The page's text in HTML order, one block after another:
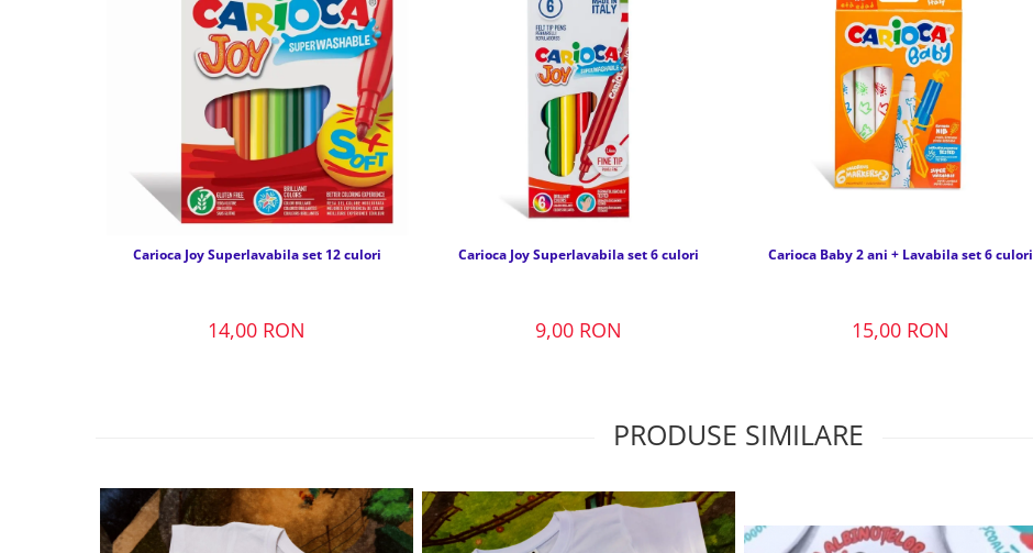
Carioca Joy Superlavabila set 12 culori
14,00 RON
Carioca Joy Superlavabila set 6 culori
9,00 RON
Carioca Baby 2 ani + Lavabila set 6 culori
15,00 RON
PRODUSE SIMILARE